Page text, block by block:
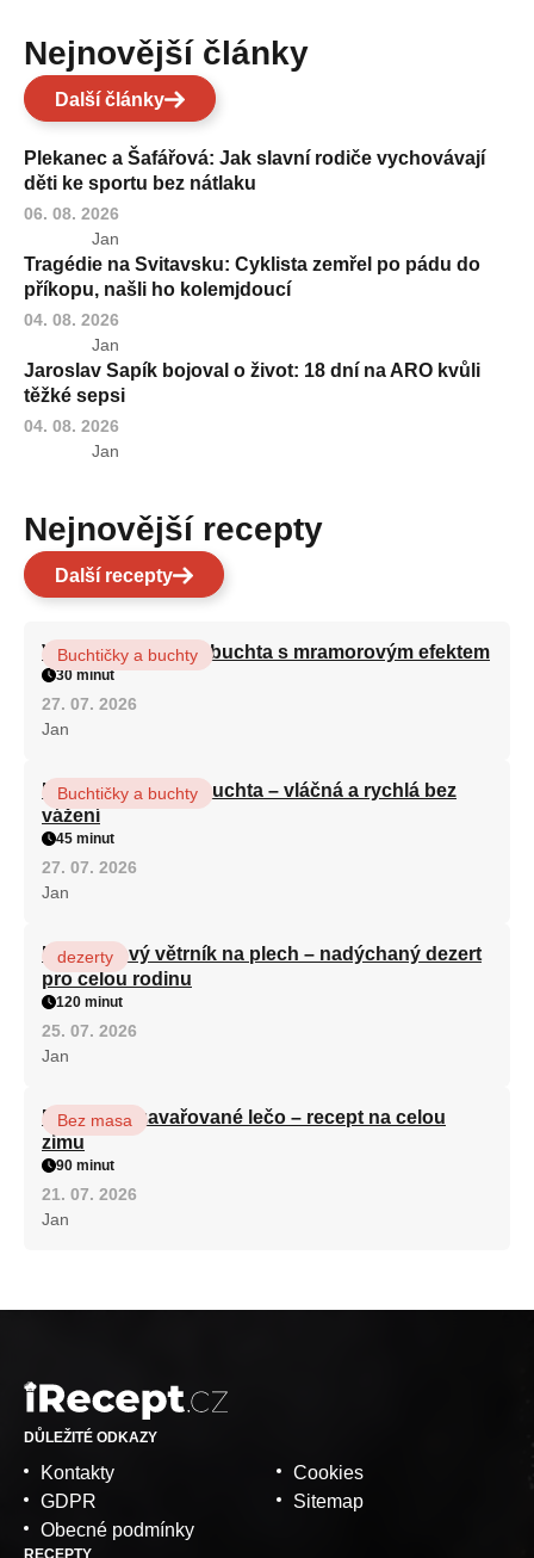
Nejnovější články
Další články
Plekanec a Šafářová: Jak slavní rodiče vychovávají
děti ke sportu bez nátlaku
06. 08. 2026
Jan
Tragédie na Svitavsku: Cyklista zemřel po pádu do
příkopu, našli ho kolemjdoucí
04. 08. 2026
Jan
Jaroslav Sapík bojoval o život: 18 dní na ARO kvůli
těžké sepsi
04. 08. 2026
Jan
Nejnovější recepty
Další recepty
Vláčná olejová litá buchta s mramorovým efektem
Buchtičky a buchty
30 minut
27. 07. 2026
Jan
Hrnková maková buchta – vláčná a rychlá bez
vážení
Buchtičky a buchty
45 minut
27. 07. 2026
Jan
Karamelový větrník na plech – nadýchaný dezert
pro celou rodinu
dezerty
120 minut
25. 07. 2026
Jan
Babiččino zavařované lečo – recept na celou
zimu
Bez masa
90 minut
21. 07. 2026
Jan
DŮLEŽITÉ ODKAZY
Kontakty
GDPR
Obecné podmínky
Cookies
Sitemap
RECEPTY